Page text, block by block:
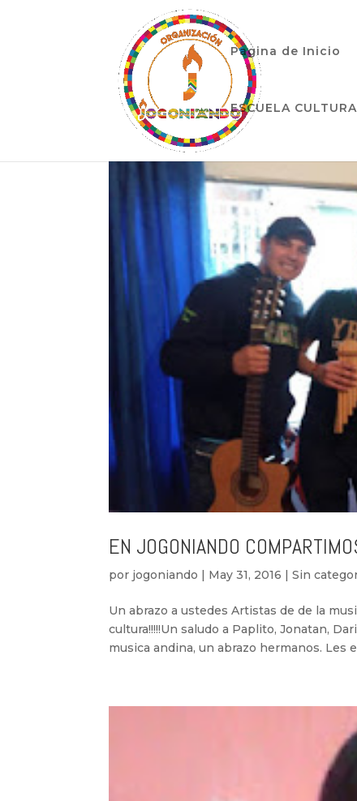
Pagina de Inicio
ESCUELA
EN JOGONIANDO
por jogoniando | May 31, 2016 |Sin
Un abrazo a ustedes Artistas de de la
cultura!!!!!Un saludo a Paplito, Jonatan,
musica andina, un abrazo hermanos. Les